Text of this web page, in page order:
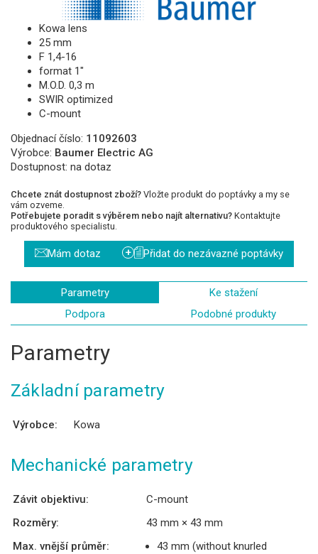
Kowa lens
25 mm
F 1,4-16
format 1"
M.O.D. 0,3 m
SWIR optimized
C-mount
Objednací číslo: 11092603
Výrobce: Baumer Electric AG
Dostupnost: na dotaz
Chcete znát dostupnost zboží? Vložte produkt do poptávky a my se
vám ozveme.
Potřebujete poradit s výběrem nebo najít alternativu? Kontaktujte
produktového specialistu.
Mám dotaz + Přidat do nezávazné poptávky
Parametry
Ke stažení
Podpora
Podobné produkty
Parametry
Základní parametry
Výrobce: Kowa
Mechanické parametry
Závit objektivu:
C-mount
Rozměry:
43 mm × 43 mm
Max. vnější průměr:
43 mm (without knurled